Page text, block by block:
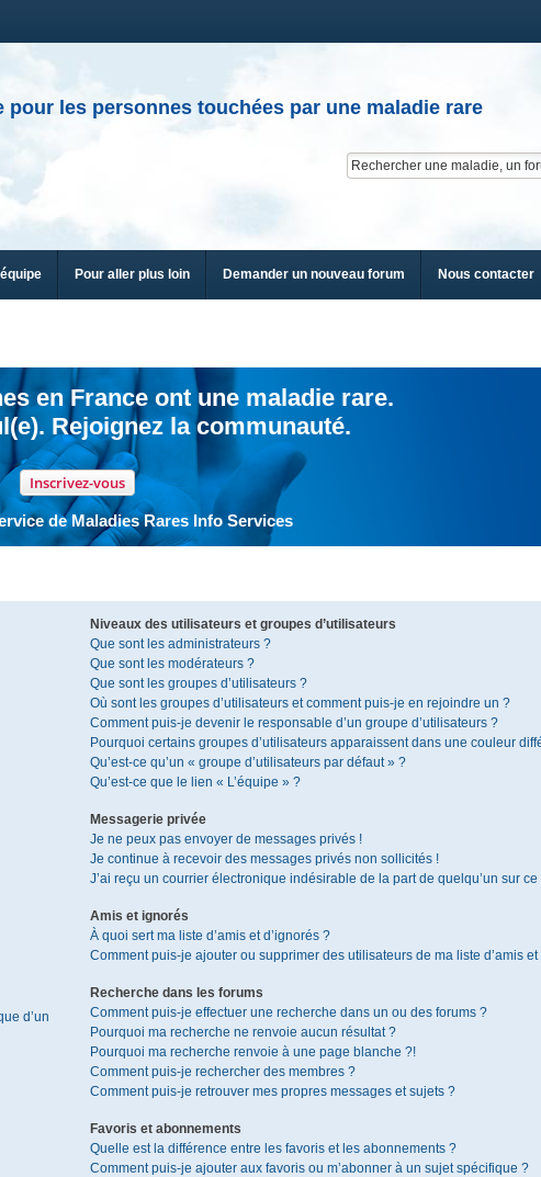
pour les personnes touchées par une maladie rare
Pour aller plus loin Demander un nouveau forum Nous contacter
en France ont une maladie rare.
Rejoignez la communauté.
Inscrivez-vous
de Maladies Rares Info Services
d’un
Niveaux des utilisateurs et groupes d’utilisateurs
Que sont les administrateurs ?
Que sont les modérateurs ?
Que sont les groupes d’utilisateurs ?
Où sont les groupes d’utilisateurs et comment puis-je en rejoindre un ?
Comment puis-je devenir le responsable d’un groupe d’utilisateurs ?
Pourquoi certains groupes d’utilisateurs apparaissent dans une couleur
Qu’est-ce qu’un « groupe d’utilisateurs par défaut » ?
Qu’est-ce que le lien « L’équipe » ?
Messagerie privée
Je ne peux pas envoyer de messages privés !
Je continue à recevoir des messages privés non sollicités !
J’ai reçu un courrier électronique indésirable de la part de quelqu’un sur ce
Amis et ignorés
À quoi sert ma liste d’amis et d’ignorés ?
Comment puis-je ajouter ou supprimer des utilisateurs de ma liste d’amis et
Recherche dans les forums
Comment puis-je effectuer une recherche dans un ou des forums ?
Pourquoi ma recherche ne renvoie aucun résultat ?
Pourquoi ma recherche renvoie à une page blanche ?!
Comment puis-je rechercher des membres ?
Comment puis-je retrouver mes propres messages et sujets ?
Favoris et abonnements
Quelle est la différence entre les favoris et les abonnements ?
Comment puis-je ajouter aux favoris ou m’abonner à un sujet spécifique ?